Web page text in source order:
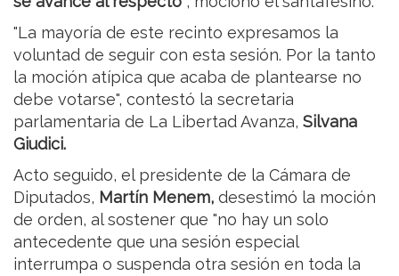
"La mayoría de este recinto expresamos la
voluntad de seguir con esta sesión. Por la tanto
la moción atípica que acaba de plantearse no
debe votarse", contestó la secretaria
parlamentaria de La Libertad Avanza, Silvana
Giudici.
Acto seguido, el presidente de la Cámara de
Diputados, Martín Menem, desestimó la moción
de orden, al sostener que "no hay un solo
antecedente que una sesión especial
interrumpa o suspenda otra sesión en toda la